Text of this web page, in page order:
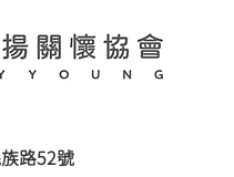
路52號